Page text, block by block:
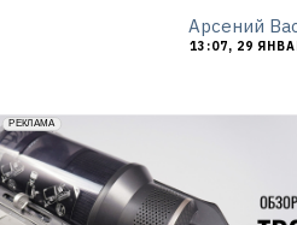
Арсений
13:07, 29
erid: 2VfnxxmNzs5
РЕКЛАМА